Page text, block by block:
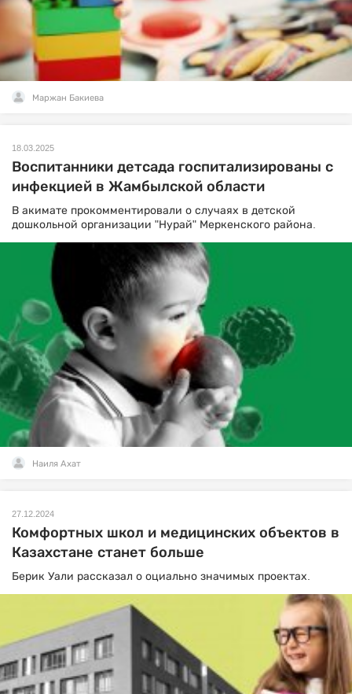
Маржан Бакиева
18.03.2025
Воспитанники детсада госпитализированы с
инфекцией в Жамбылской области
В акимате прокомментировали о случаях в детской
дошкольной организации "Нурай" Меркенского района.
Наиля Ахат
27.12.2024
Комфортных школ и медицинских объектов в
Казахстане станет больше
Берик Уали рассказал о оциально значимых проектах.